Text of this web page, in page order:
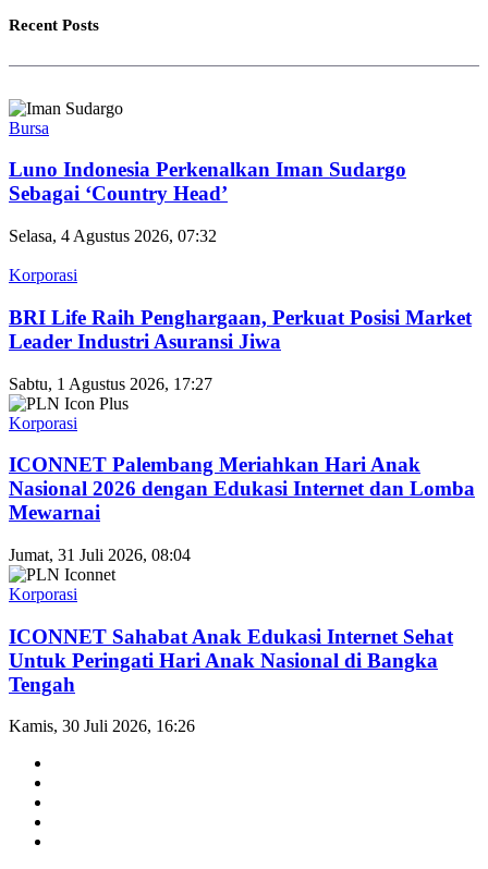
Recent Posts
Bursa
Luno Indonesia Perkenalkan Iman Sudargo
Sebagai ‘Country Head’
Selasa, 4 Agustus 2026, 07:32
Korporasi
BRI Life Raih Penghargaan, Perkuat Posisi Market
Leader Industri Asuransi Jiwa
Sabtu, 1 Agustus 2026, 17:27
Korporasi
ICONNET Palembang Meriahkan Hari Anak
Nasional 2026 dengan Edukasi Internet dan Lomba
Mewarnai
Jumat, 31 Juli 2026, 08:04
Korporasi
ICONNET Sahabat Anak Edukasi Internet Sehat
Untuk Peringati Hari Anak Nasional di Bangka
Tengah
Kamis, 30 Juli 2026, 16:26